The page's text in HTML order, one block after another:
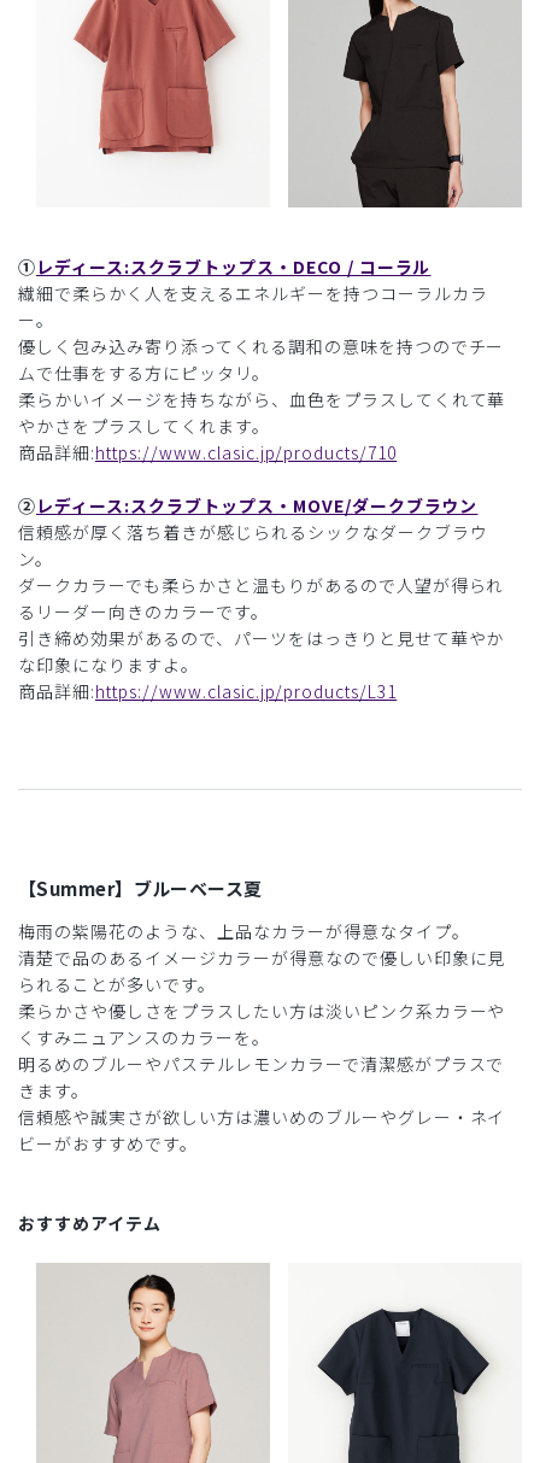
① レディース:スクラブトップス・DECO / コーラル
繊細で柔らかく人を支えるエネルギーを持つコーラルカラ
ー。
優しく包み込み寄り添ってくれる調和の意味を持つのでチー
ムで仕事をする方にピッタリ。
柔らかいイメージを持ちながら、血色をプラスしてくれて華
やかさをプラスしてくれます。
商品詳細:https://www.clasic.jp/products/710
② レディース:スクラブトップス・MOVE/ダークブラウン
信頼感が厚く落ち着きが感じられるシックなダークブラウ
ン。
ダークカラーでも柔らかさと温もりがあるので人望が得られ
るリーダー向きのカラーです。
引き締め効果があるので、パーツをはっきりと見せて華やか
な印象になりますよ。
商品詳細:https://www.clasic.jp/products/L31
【Summer】ブルーベース夏
梅雨の紫陽花のような、上品なカラーが得意なタイプ。
清楚で品のあるイメージカラーが得意なので優しい印象に見
られることが多いです。
柔らかさや優しさをプラスしたい方は淡いピンク系カラーや
くすみニュアンスのカラーを。
明るめのブルーやパステルレモンカラーで清潔感がプラスで
きます。
信頼感や誠実さが欲しい方は濃いめのブルーやグレー・ネイ
ビーがおすすめです。
おすすめアイテム